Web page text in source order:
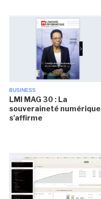
BUSINESS
LMI MAG 30 : La
souveraineté numérique
s'affirme